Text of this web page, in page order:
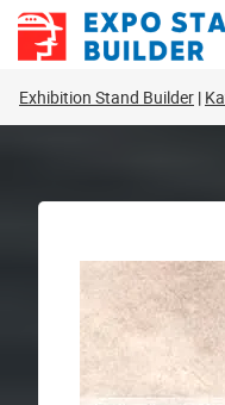
Skip
Exhibition Stand Builder